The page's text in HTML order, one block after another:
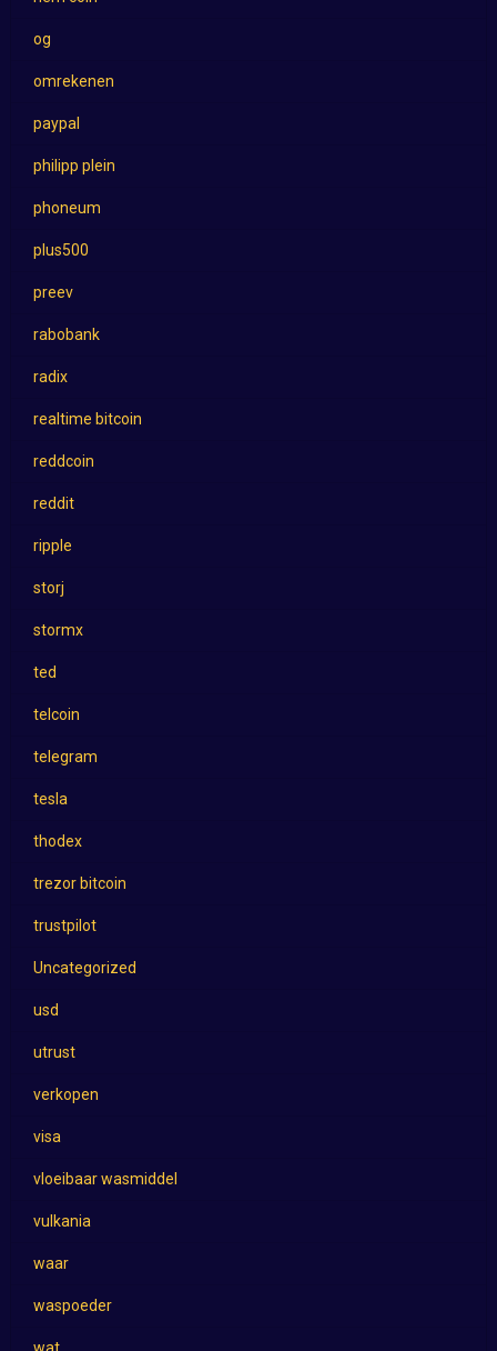
og
omrekenen
paypal
philipp plein
phoneum
plus500
preev
rabobank
radix
realtime bitcoin
reddcoin
reddit
ripple
storj
stormx
ted
telcoin
telegram
tesla
thodex
trezor bitcoin
trustpilot
Uncategorized
usd
utrust
verkopen
visa
vloeibaar wasmiddel
vulkania
waar
waspoeder